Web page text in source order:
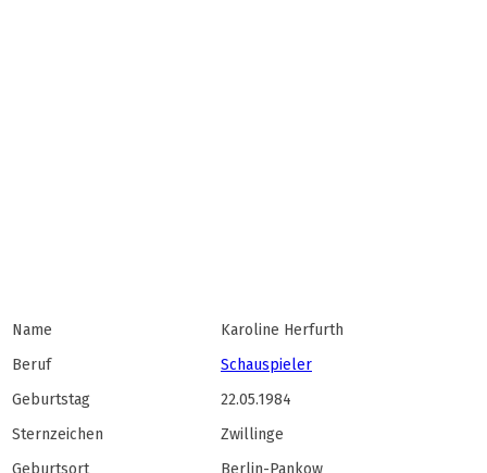
Name
Karoline Herfurth
Beruf
Schauspieler
Geburtstag
22.05.1984
Sternzeichen
Zwillinge